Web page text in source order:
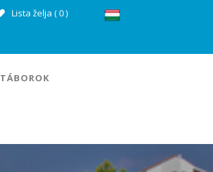
Lista želja (0)
TÁBOROK